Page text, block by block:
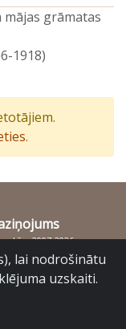
mājas grāmatas
1918)
.
2007-2026
lai nodrošinātu
uzskaiti.